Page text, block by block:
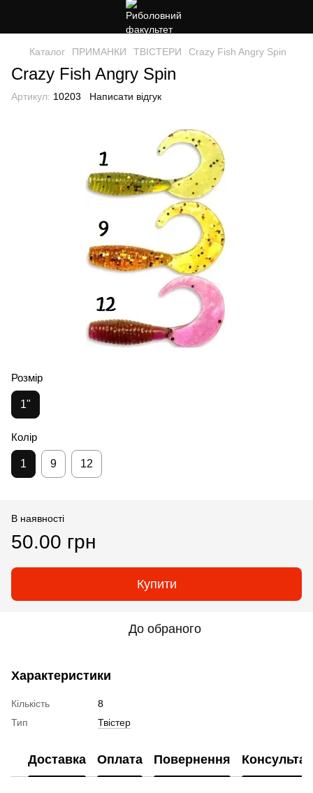
Каталог ПРИМАНКИ ТВІСТЕРИ Crazy Fish Angry Spin
Crazy Fish Angry Spin
Артикул: 10203 Написати відгук
Розмір
1"
Колір
1 9 12
В наявності
50.00 грн
Купити
До обраного
Характеристики
Кількість
8
Тип
Твістер
Доставка Оплата Повернення